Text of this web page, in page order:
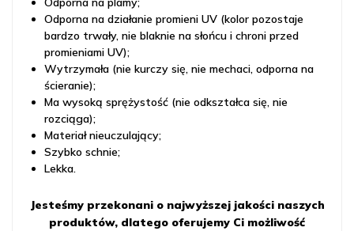
Odporna na działanie promieni UV (kolor pozostaje
bardzo trwały, nie blaknie na słońcu i chroni przed
promieniami UV);
Wytrzymała (nie kurczy się, nie mechaci, odporna na
ścieranie);
Ma wysoką sprężystość (nie odkształca się, nie
rozciąga);
Materiał nieuczulający;
Szybko schnie;
Lekka.
Jesteśmy przekonani o najwyższej jakości naszych
produktów, dlatego oferujemy Ci możliwość